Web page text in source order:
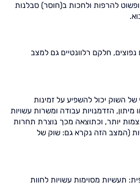
להרפות ולחכות ב(חוסר) סבלנות
נפוצים, חלקם רלוונטיים גם למצב
השוק יכול להשפיע על זמינות
הזדמנויות עבודה ומשרות עשויות
יותר, וכתוצאה מכך נוצרת תחרות
(המצב הזה נקרא גם: שוק של
תעשיות מסוימות עשויות לחוות